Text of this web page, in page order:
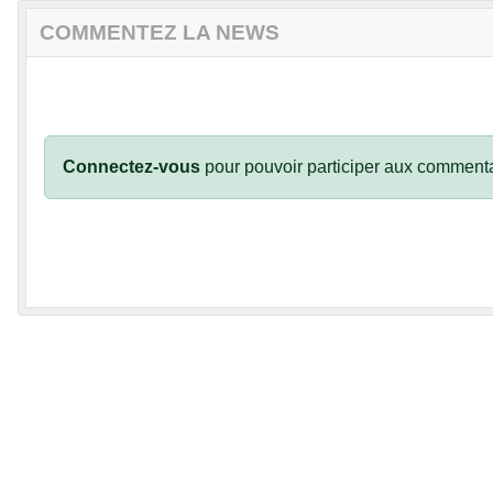
COMMENTEZ LA NEWS
Connectez-vous pour pouvoir participer aux